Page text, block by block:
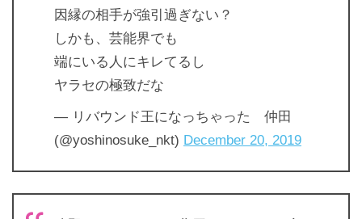
因縁の相手が強引過ぎない？
しかも、芸能界でも
端にいる人にキレてるし
ヤラセの極致だな
— リバウンド王になっちゃった 仲田
(@yoshinosuke_nkt) December 20, 2019